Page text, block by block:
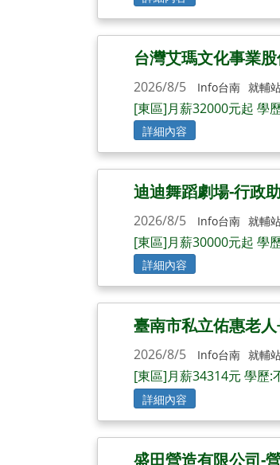
台灣艾瑪文化事業
2026/8/5 Info台南 就輔
[東區]月薪32000元起 學
詳細內容
迪迪舞蹈劇場-行政
2026/8/5 Info台南 就輔
[東區]月薪30000元起 學
詳細內容
臺南市私立佑惠老
2026/8/5 Info台南 就輔
[東區]月薪34314元 學歷:
詳細內容
盛田營造有限公司-